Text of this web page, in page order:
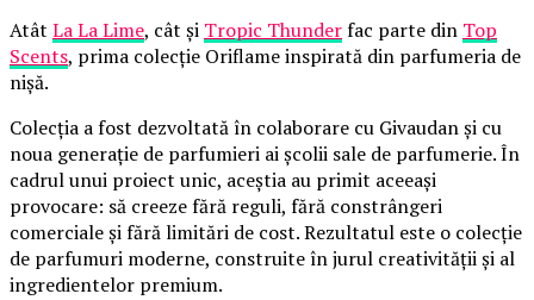
Atât La La Lime, cât și Tropic Thunderfac parte din Top
Scents, prima colecție Oriflame inspirată din parfumeria de
nișă.
Colecția a fost dezvoltată în colaborare cu Givaudan și cu
noua generație de parfumieri ai școlii sale de parfumerie. În
cadrul unui proiect unic, aceștia au primit aceeași
provocare: să creeze fără reguli, fără constrângeri
comerciale și fără limitări de cost. Rezultatul este o colecție
de parfumuri moderne, construite în jurul creativității și al
ingredientelor premium.